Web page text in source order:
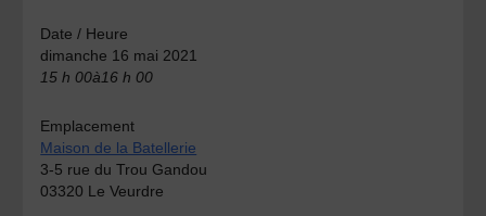
Date / Heure
dimanche 16 mai 2021
15 h 00à16 h 00
Emplacement
Maison de la Batellerie
3-5 rue du Trou Gandou
03320 Le Veurdre